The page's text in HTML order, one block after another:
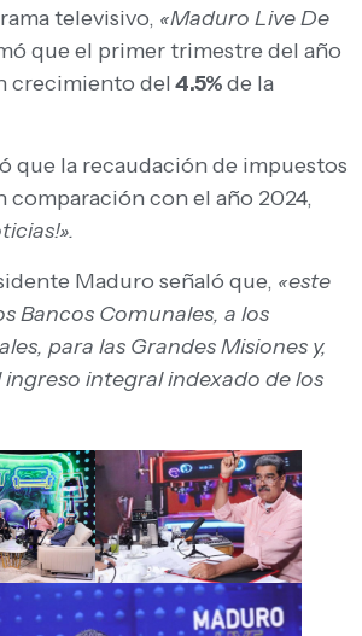
televisivo, «Maduro Live De
que el primer trimestre del año
crecimiento del4.5%de la
que la recaudación de impuestos
comparación con el año 2024,
Maduro señaló que, «este
Bancos Comunales, a los
para las Grandes Misiones y,
integral indexado de los